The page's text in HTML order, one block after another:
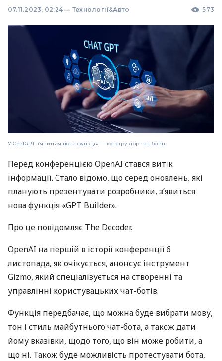
07.11.2023, 02:24 — Технології&Авто 573
У ChatGPT з’явиться нова функція — конструктор чат-ботів
Перед конференцією OpenAI стався витік
інформації. Стало відомо, що серед оновлень, які
планують презентувати розробники, з’явиться
нова функція «GPT Builder».
Про це повідомляє The Decoder.
OpenAI на першій в історії конференції 6
листопада, як очікується, анонсує інструмент
Gizmo, який спеціалізується на створенні та
управлінні користувацьких чат-ботів.
Функція передбачає, що можна буде вибрати мову,
тон і стиль майбутнього чат-бота, а також дати
йому вказівки, щодо того, що він може робити, а
що ні. Також буде можливість протестувати бота,